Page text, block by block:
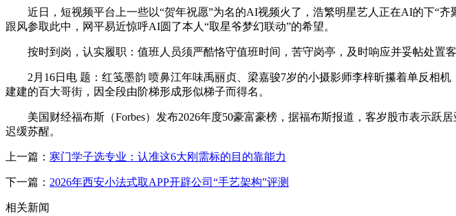
近日，短视频平台上一些以“贺年祝愿”为名的AI视频火了，浩繁明星艺人正在AI的下“齐
跟风参取此中，网平易近惊呼AI圆了本人“取星爷梦幻联动”的希望。
按时到岗，认实履职：值班人员须严酷恪守值班时间，苦守岗亭，及时响应并妥帖处置客
2月16日电 题：红笺墨韵 喷鼻江年味禹丽贞、梁嘉骏7岁的小摄影师李梓昕攥着单反相
建建的百大哥街，因全段由阶梯形成形似梯子而得名。
美国财经福布斯（Forbes）发布2026年度50豪富豪榜，据福布斯报道，客岁股市表示跃
迟缓苏醒。
上一篇： 寒门学子选专业：认准这6大刚需标的目的靠能力
下一篇： 2026年西安小法式取APP开辟公司“手艺架构”评测
相关新闻